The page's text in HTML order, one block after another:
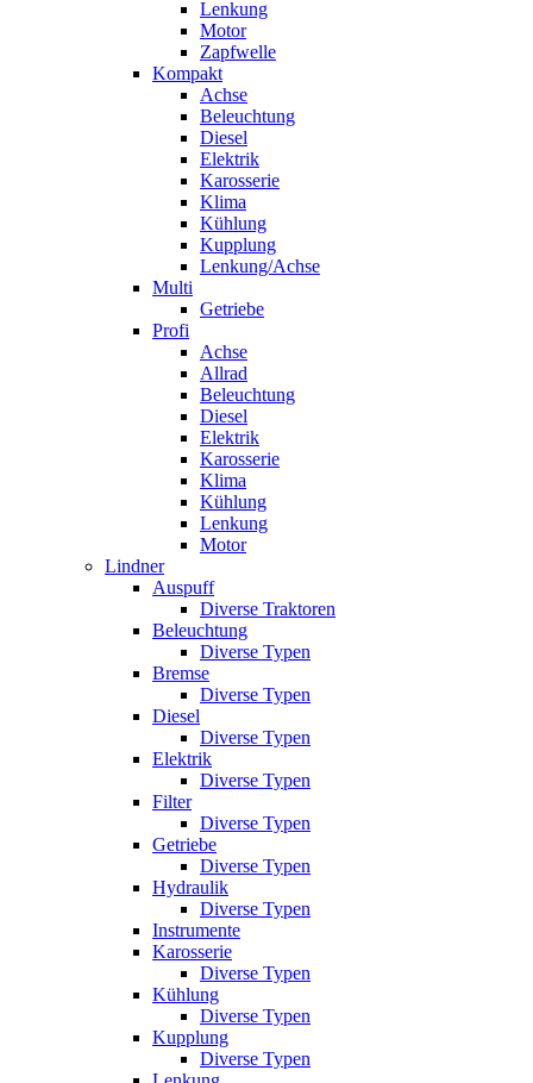
Lenkung
Motor
Zapfwelle
Kompakt
Achse
Beleuchtung
Diesel
Elektrik
Karosserie
Klima
Kühlung
Kupplung
Lenkung/Achse
Multi
Getriebe
Profi
Achse
Allrad
Beleuchtung
Diesel
Elektrik
Karosserie
Klima
Kühlung
Lenkung
Motor
Lindner
Auspuff
Diverse Traktoren
Beleuchtung
Diverse Typen
Bremse
Diverse Typen
Diesel
Diverse Typen
Elektrik
Diverse Typen
Filter
Diverse Typen
Getriebe
Diverse Typen
Hydraulik
Diverse Typen
Instrumente
Karosserie
Diverse Typen
Kühlung
Diverse Typen
Kupplung
Diverse Typen